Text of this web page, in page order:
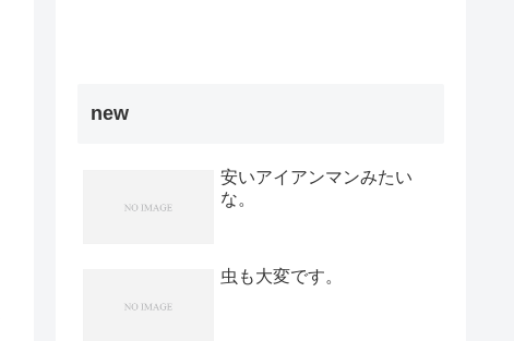
new
安いアイアンマンみたい
な。
虫も大変です。